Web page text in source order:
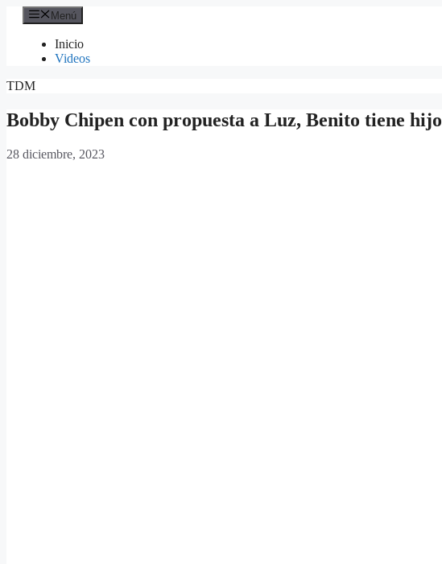
Saltar
contenido
Menú
Inicio
Videos
TDM
Bobby Chipen con propuesta a Luz, Benito tiene hijo
28 diciembre, 2023